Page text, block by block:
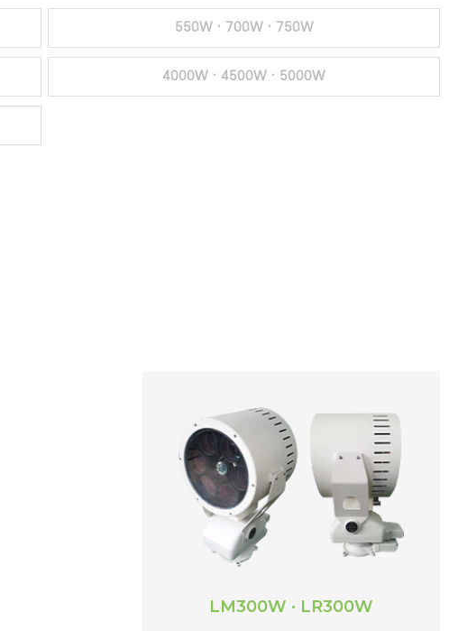
550W · 700W · 750W
4000W · 4500W · 5000W
LM300W · LR300W